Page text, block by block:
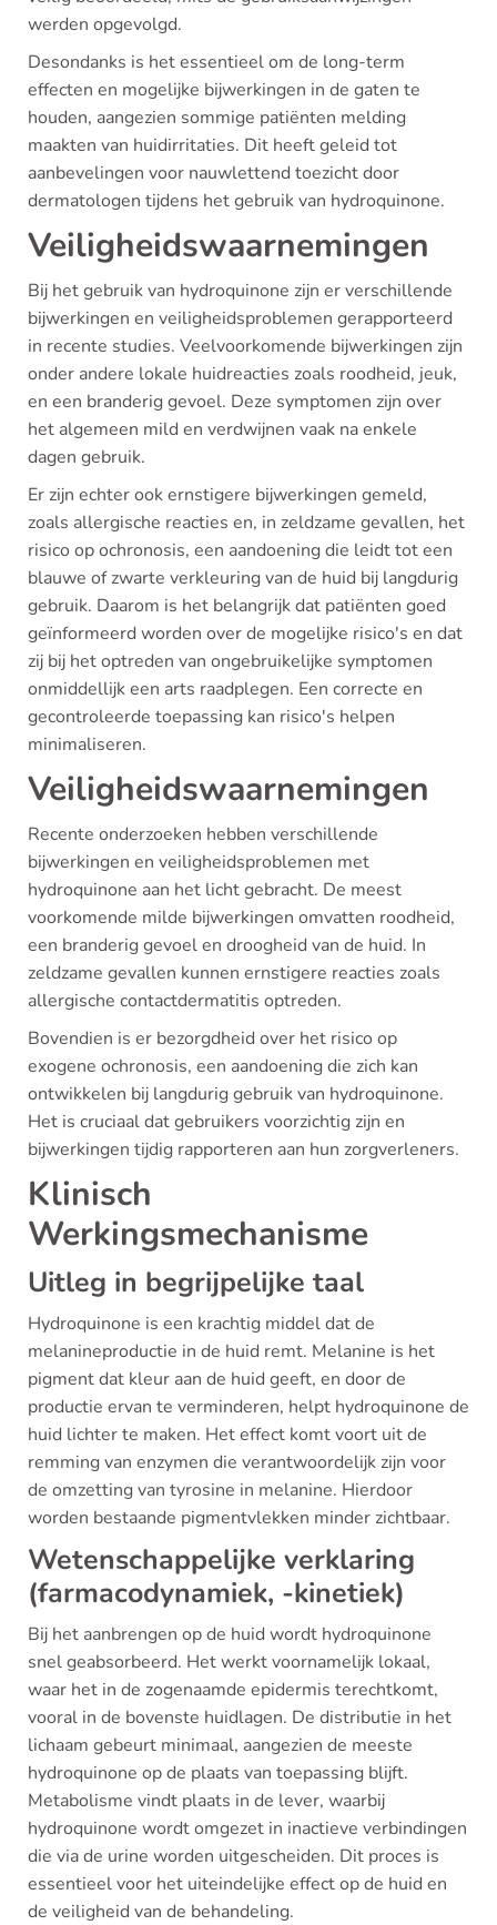
werden opgevolgd.
Desondanks is het essentieel om de long-term
effecten en mogelijke bijwerkingen in de gaten te
houden, aangezien sommige patiënten melding
maakten van huidirritaties. Dit heeft geleid tot
aanbevelingen voor nauwlettend toezicht door
dermatologen tijdens het gebruik van hydroquinone.
Veiligheidswaarnemingen
Bij het gebruik van hydroquinone zijn er verschillende
bijwerkingen en veiligheidsproblemen gerapporteerd
in recente studies. Veelvoorkomende bijwerkingen zijn
onder andere lokale huidreacties zoals roodheid, jeuk,
en een branderig gevoel. Deze symptomen zijn over
het algemeen mild en verdwijnen vaak na enkele
dagen gebruik.
Er zijn echter ook ernstigere bijwerkingen gemeld,
zoals allergische reacties en, in zeldzame gevallen, het
risico op ochronosis, een aandoening die leidt tot een
blauwe of zwarte verkleuring van de huid bij langdurig
gebruik. Daarom is het belangrijk dat patiënten goed
geïnformeerd worden over de mogelijke risico's en dat
zij bij het optreden van ongebruikelijke symptomen
onmiddellijk een arts raadplegen. Een correcte en
gecontroleerde toepassing kan risico's helpen
minimaliseren.
Veiligheidswaarnemingen
Recente onderzoeken hebben verschillende
bijwerkingen en veiligheidsproblemen met
hydroquinone aan het licht gebracht. De meest
voorkomende milde bijwerkingen omvatten roodheid,
een branderig gevoel en droogheid van de huid. In
zeldzame gevallen kunnen ernstigere reacties zoals
allergische contactdermatitis optreden.
Bovendien is er bezorgdheid over het risico op
exogene ochronosis, een aandoening die zich kan
ontwikkelen bij langdurig gebruik van hydroquinone.
Het is cruciaal dat gebruikers voorzichtig zijn en
bijwerkingen tijdig rapporteren aan hun zorgverleners.
Klinisch
Werkingsmechanisme
Uitleg in begrijpelijke taal
Hydroquinone is een krachtig middel dat de
melanineproductie in de huid remt. Melanine is het
pigment dat kleur aan de huid geeft, en door de
productie ervan te verminderen, helpt hydroquinone de
huid lichter te maken. Het effect komt voort uit de
remming van enzymen die verantwoordelijk zijn voor
de omzetting van tyrosine in melanine. Hierdoor
worden bestaande pigmentvlekken minder zichtbaar.
Wetenschappelijke verklaring
(farmacodynamiek, -kinetiek)
Bij het aanbrengen op de huid wordt hydroquinone
snel geabsorbeerd. Het werkt voornamelijk lokaal,
waar het in de zogenaamde epidermis terechtkomt,
vooral in de bovenste huidlagen. De distributie in het
lichaam gebeurt minimaal, aangezien de meeste
hydroquinone op de plaats van toepassing blijft.
Metabolisme vindt plaats in de lever, waarbij
hydroquinone wordt omgezet in inactieve verbindingen
die via de urine worden uitgescheiden. Dit proces is
essentieel voor het uiteindelijke effect op de huid en
de veiligheid van de behandeling.